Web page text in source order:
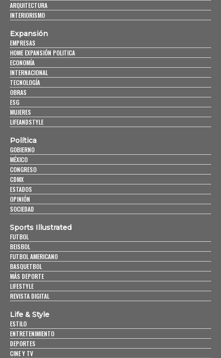
ARQUITECTURA
INTERIORISMO
Expansión
EMPRESAS
HOME EXPANSIÓN POLITICA
ECONOMÍA
INTERNACIONAL
TECNOLOGÍA
OBRAS
ESG
MUJERES
LIFEANDSTYLE
Política
GOBIERNO
MÉXICO
CONGRESO
CDMX
ESTADOS
OPINIÓN
SOCIEDAD
Sports Illustrated
FUTBOL
BEISBOL
FUTBOL AMERICANO
BASQUETBOL
MÁS DEPORTE
LIFESTYLE
REVISTA DIGITAL
Life & Style
ESTILO
ENTRETENIMIENTO
DEPORTES
CINE Y TV